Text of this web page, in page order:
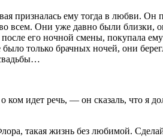
ему тогда в любви. Он
во всем. Они уже давно были
его ночной смены, покупала
брачных ночей, они
идет речь, — он сказаль, что я
такая жизнь без любимой.